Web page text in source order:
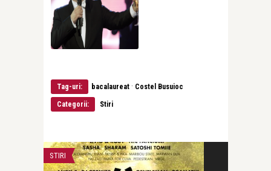
Tag-uri: bacalaureat · Costel Busuioc
Categorii: Stiri
STIRI